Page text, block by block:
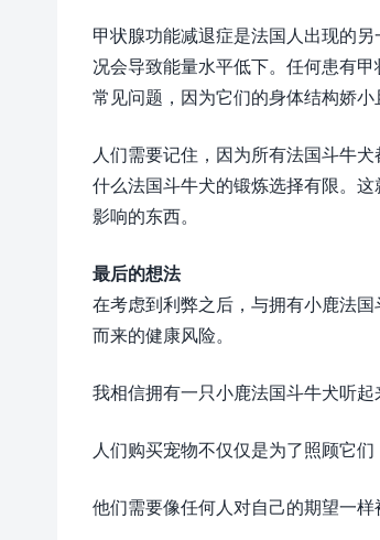
甲状腺功能减退症是法国人出现的
况会导致能量水平低下。任何患有
常见问题，因为它们的身体结构娇小
人们需要记住，因为所有法国斗牛
什么法国斗牛犬的锻炼选择有限。
影响的东西。
最后的想法
在考虑到利弊之后，与拥有小鹿法
而来的健康风险。
我相信拥有一只小鹿法国斗牛犬听起
人们购买宠物不仅仅是为了照顾它
他们需要像任何人对自己的期望一样